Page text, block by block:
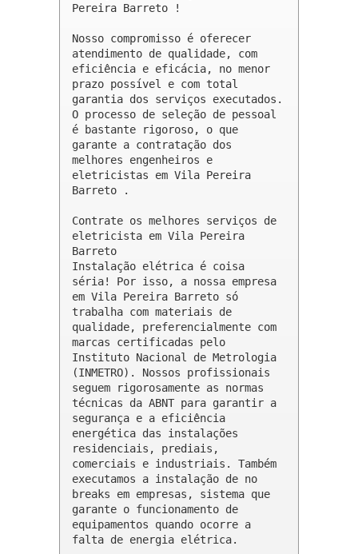
Pereira Barreto !
Nosso compromisso é oferecer
atendimento de qualidade, com
eficiência e eficácia, no menor
prazo possível e com total
garantia dos serviços executados.
O processo de seleção de pessoal
é bastante rigoroso, o que
garante a contratação dos
melhores engenheiros e
eletricistas em Vila Pereira
Barreto .
Contrate os melhores serviços de
eletricista em Vila Pereira
Barreto
Instalação elétrica é coisa
séria! Por isso, a nossa empresa
em Vila Pereira Barreto só
trabalha com materiais de
qualidade, preferencialmente com
marcas certificadas pelo
Instituto Nacional de Metrologia
(INMETRO). Nossos profissionais
seguem rigorosamente as normas
técnicas da ABNT para garantir a
segurança e a eficiência
energética das instalações
residenciais, prediais,
comerciais e industriais. Também
executamos a instalação de no
breaks em empresas, sistema que
garante o funcionamento de
equipamentos quando ocorre a
falta de energia elétrica.